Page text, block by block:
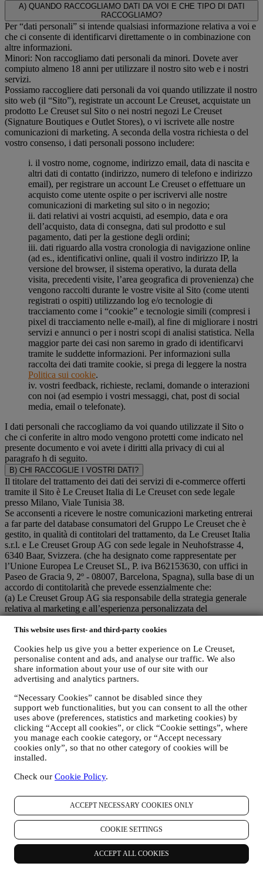
This website uses first- and third-party cookies
Cookies help us give you a better experience on Le Creuset,
personalise content and ads, and analyse our traffic. We also
share information about your use of our site with our
advertising and analytics partners.
“Necessary Cookies” cannot be disabled since they
support web functionalities, but you can consent to all the other
uses above (preferences, statistics and marketing cookies) by
clicking “Accept all cookies”, or click “Cookie settings”, where
you manage each cookie category, or “Accept necessary
cookies only”, so that no other category of cookies will be
installed.
Check our Cookie Policy.
ACCEPT NECESSARY COOKIES ONLY
COOKIE SETTINGS
ACCEPT ALL COOKIES
A) QUANDO RACCOGLIAMO DATI DA VOI E CHE TIPO DI DATI
RACCOGLIAMO?
Per “dati personali” si intende qualsiasi informazione relativa a voi e
che ci consente di identificarvi direttamente o in combinazione con
altre informazioni.
Minori: Non raccogliamo dati personali da minori. Dovete aver
compiuto almeno 18 anni per utilizzare il nostro sito web e i nostri
servizi.
Possiamo raccogliere dati personali da voi quando utilizzate il nostro
sito web (il “Sito”), registrate un account Le Creuset, acquistate un
prodotto Le Creuset sul Sito o nei nostri negozi Le Creuset
(Signature Boutiques e Outlet Stores), o vi iscrivete alle nostre
comunicazioni di marketing. A seconda della vostra richiesta o del
vostro consenso, i dati personali possono includere:
i. il vostro nome, cognome, indirizzo email, data di nascita e
altri dati di contatto (indirizzo, numero di telefono e indirizzo
email), per registrare un account Le Creuset o effettuare un
acquisto come utente ospite o per iscrivervi alle nostre
comunicazioni di marketing sul sito o in negozio;
ii. dati relativi ai vostri acquisti, ad esempio, data e ora
dell’acquisto, data di consegna, dati sul prodotto e sul
pagamento, dati per la gestione degli ordini;
iii. dati riguardo alla vostra cronologia di navigazione online
(ad es., identificativi online, quali il vostro indirizzo IP, la
versione del browser, il sistema operativo, la durata della
visita, precedenti visite, l’area geografica di provenienza) che
vengono raccolti durante le vostre visite al Sito (come utenti
registrati o ospiti) utilizzando log e/o tecnologie di
tracciamento come i “cookie” e tecnologie simili (compresi i
pixel di tracciamento nelle e-mail), al fine di migliorare i nostri
servizi e annunci o per i nostri scopi di analisi statistica. Nella
maggior parte dei casi non saremo in grado di identificarvi
tramite le suddette informazioni. Per informazioni sulla
raccolta dei dati tramite cookie, si prega di leggere la nostra
Politica sui cookie.
iv. vostri feedback, richieste, reclami, domande o interazioni
con noi (ad esempio i vostri messaggi, chat, post di social
media, email o telefonate).
I dati personali che raccogliamo da voi quando utilizzate il Sito o
che ci conferite in altro modo vengono protetti come indicato nel
presente documento e voi avete i diritti alla privacy di cui al
paragrafo h di seguito.
B) CHI RACCOGLIE I VOSTRI DATI?
Il titolare del trattamento dei dati dei servizi di e-commerce offerti
tramite il Sito è Le Creuset Italia di Le Creuset con sede legale
presso Milano, Viale Tunisia 38.
Se acconsenti a ricevere le nostre comunicazioni marketing entrerai
a far parte del database consumatori del Gruppo Le Creuset che è
gestito, in qualità di contitolari del trattamento, da Le Creuset Italia
s.r.l. e Le Creuset Group AG con sede legale in Neuhofstrasse 4,
6340 Baar, Svizzera. (che ha designato come rappresentate per
l’Unione Europea Le Creuset SL, P. iva B62153630, con uffici in
Paseo de Gracia 9, 2º - 08007, Barcelona, Spagna), sulla base di un
accordo di contitolarità che prevede essenzialmente che:
(a) Le Creuset Group AG sia responsabile della strategia generale
relativa al marketing e all’esperienza personalizzata del
consumatore;
(b) le entità locali di Le Creuset beneficino e implementino tale
ed iniziative di marketing a livello locale (all'interno di un
determinato Paese);
(c) entrambi i contitolari siano tenuti a gestire le richieste relative ai
diritti degli interessati in materia di protezione dei dati.
C) PERCHÉ RACCOGLIAMO I VOSTRI DATI?
Possiamo trattare i vostri dati per le seguenti finalità:
i. PER ADEMPIERE A NOSTRI OBBLIGHI LEGALI
Potremmo essere tenuti a trattare alcuni dati che vi riguardano
per adempiere a nostri obblighi legali e ad altri obblighi
Utilizzeremo i vostri dati per creare un account Le Creuset
che vi darà accesso a una serie di vantaggi riservati agli utenti
registrati per usufruire al meglio dei nostri servizi, quali, un
checkout più rapido, la possibilità di salvare più indirizzi di
spedizione, visualizzare e monitorare ordini. Tale attività di
trattamento è basata sull’adempimento contrattuale di tali
servizi.